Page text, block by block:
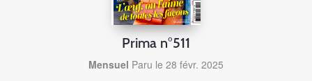
Prima n°511
Mensuel Paru le 28 févr. 2025